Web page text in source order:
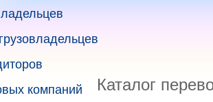
компаний
Каталог